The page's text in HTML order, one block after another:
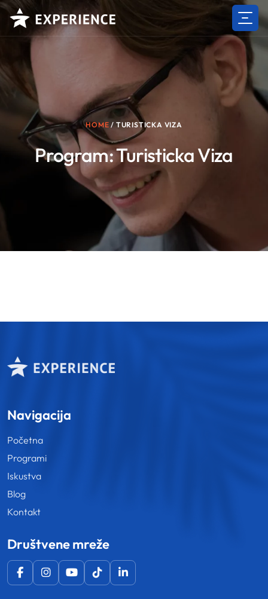
Skip
content
HOME / TURISTICKA VIZA
Program:Turisticka Viza
Navigacija
Početna
Programi
Iskustva
Blog
Kontakt
Društvene mreže